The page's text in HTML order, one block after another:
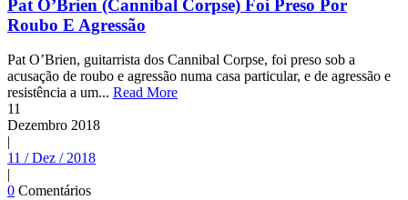
Pat O’Brien (Cannibal Corpse) Foi Preso Por
Roubo E Agressão
Pat O’Brien, guitarrista dos Cannibal Corpse, foi preso sob a
acusação de roubo e agressão numa casa particular, e de agressão e
resistência a um... Read More
11
Dezembro 2018
|
11 / Dez / 2018
|
0 Comentários